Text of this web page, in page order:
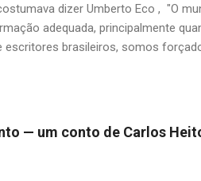
dizer Umberto Eco , "O
adequada, principalmente
escritores brasileiros, somos
É surpreendente como uma
nós? A limitação de apenas 20
Álvares de Azevedo, Antônio
de Andrade, Castro Alves, Cecília
— um conto de Carlos